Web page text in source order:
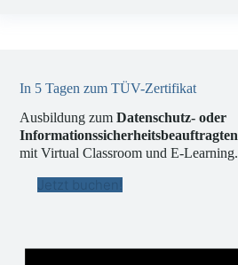
In 5 Tagen zum TÜV-Zertifikat
Ausbildung zumDatenschutz- oder
Informationssicherheitsbeauftragten
mit Virtual Classroom und E-Learning.
Jetzt buchen!